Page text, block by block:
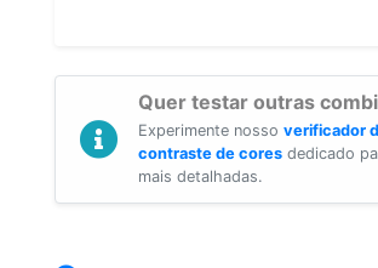
Quer testar outras
Experimente nosso verificador
contraste de cores dedicado
mais detalhadas.